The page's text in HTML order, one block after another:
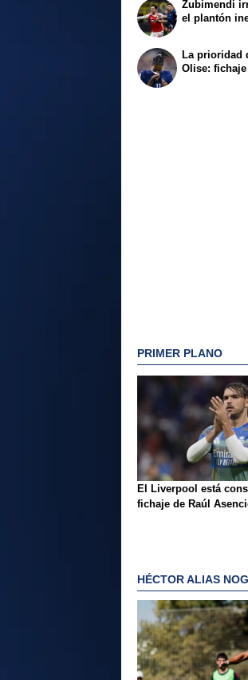
Zubimendi
el plantón
La prioridad
Olise:
PRIMER PLANO
El Liverpool está
fichaje de Raúl
HÉCTOR ALIAS